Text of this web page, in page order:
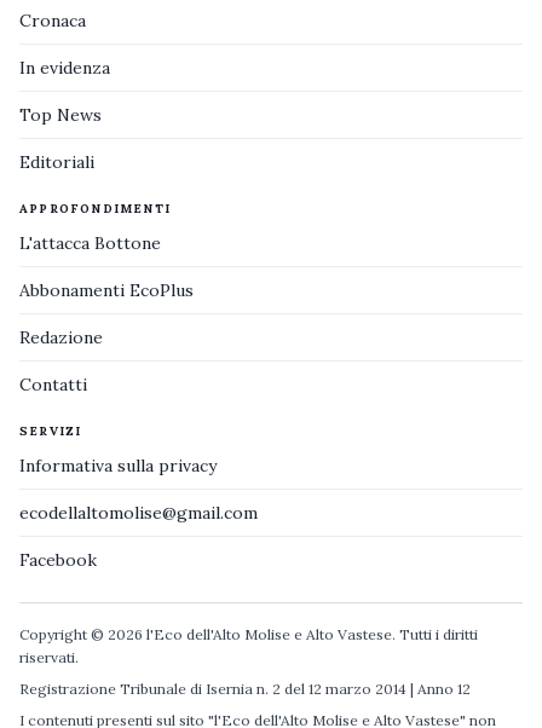
Cronaca
In evidenza
Top News
Editoriali
APPROFONDIMENTI
L'attacca Bottone
Abbonamenti EcoPlus
Redazione
Contatti
SERVIZI
Informativa sulla privacy
ecodellaltomolise@gmail.com
Facebook
Copyright © 2026 l'Eco dell'Alto Molise e Alto Vastese. Tutti i diritti
riservati.
Registrazione Tribunale di Isernia n. 2 del 12 marzo 2014 | Anno 12
I contenuti presenti sul sito "l'Eco dell'Alto Molise e Alto Vastese" non